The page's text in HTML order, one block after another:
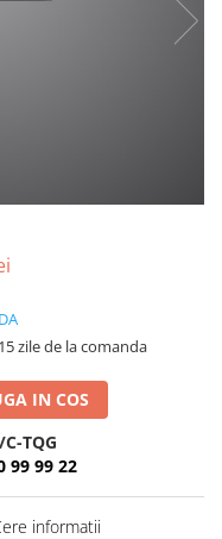
zile de la comanda
IN COS
TQG
99 99 22
informatii